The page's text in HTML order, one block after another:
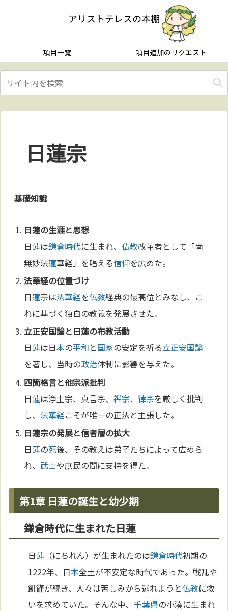
アリストテレスの本棚
項目一覧 項目追加のリクエスト
日蓮宗
基礎知識
日蓮の生涯と思想
日蓮は鎌倉時代に生まれ、仏教改革者として「南
無妙法蓮華経」を唱える信仰を広めた。
法華経の位置づけ
日蓮宗は法華経を仏教経典の最高位とみなし、こ
れに基づく独自の教義を発展させた。
立正安国論と日蓮の布教活動
日蓮は日本の平和と国家の安定を祈る立正安国論
を著し、当時の政治体制に影響を与えた。
四箇格言と他宗派批判
日蓮は浄土宗、真言宗、禅宗、律宗を厳しく批判
し、法華経こそが唯一の正法と主張した。
日蓮宗の発展と信者層の拡大
日蓮の死後、その教えは弟子たちによって広めら
れ、 武士や庶民の間に支持を得た。
第1章 日蓮の誕生と幼少期
鎌倉時代に生まれた日蓮
日蓮 （にちれん）が生まれたのは鎌倉時代初期の
1222年、日本全土が不安定な時代であった。戦乱や
飢饉が続き、人々は苦しみから逃れようと仏教に救
いを求めていた。そんな中、千葉県の小湊に生まれ